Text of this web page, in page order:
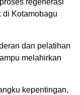
regenerasi
di Kotamobagu
dan pelatihan
melahirkan
kepentingan,